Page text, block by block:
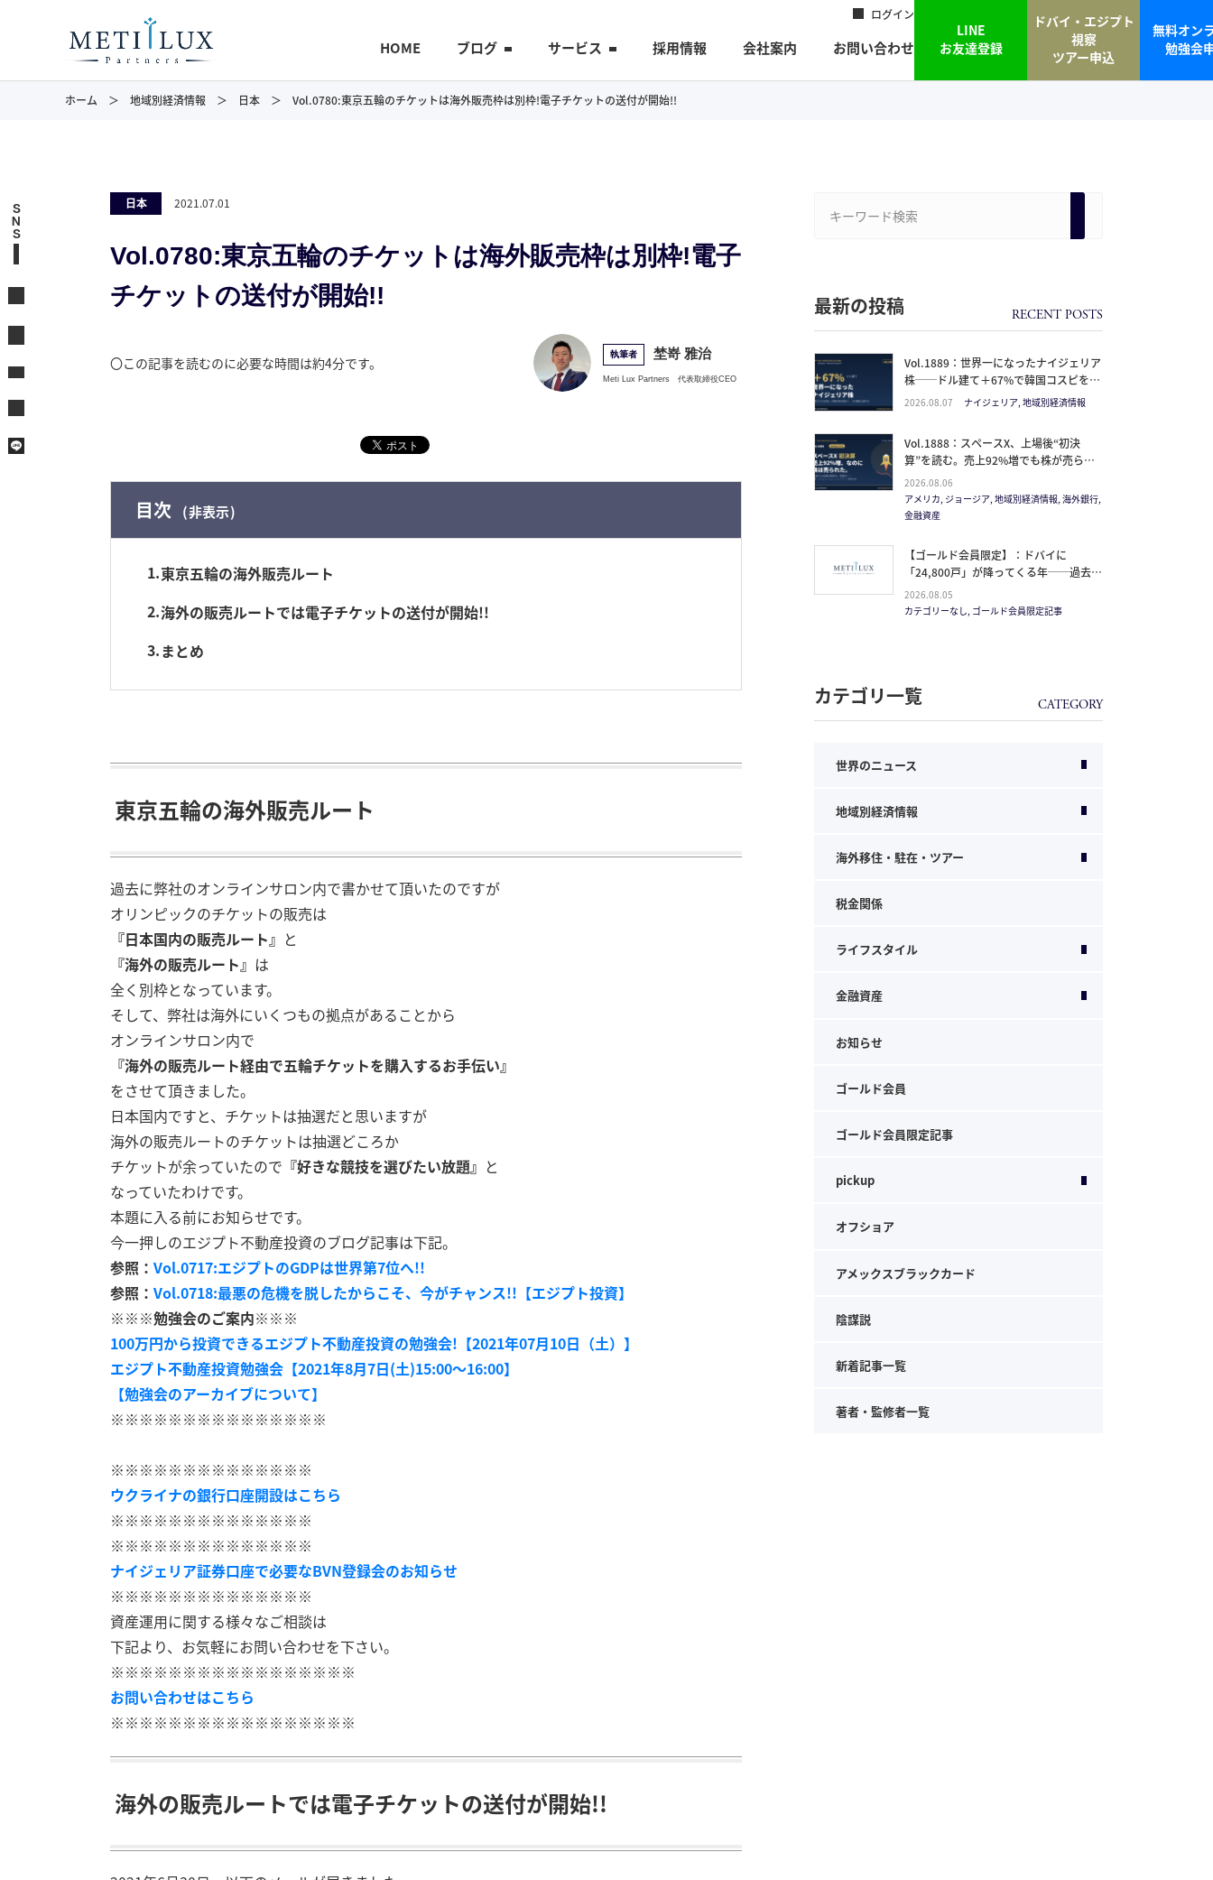
ログイン
HOME ブログ サービス 採用情報 会社案内 お問い合わせ
LINE
お友達登録
ドバイ・エジプト
視察
ツアー申込
無料オン
勉強会
ホーム 地域別経済情報 日本 Vol.0780:東京五輪のチケットは海外販売枠は別枠!電子チケットの送付が開始!!
日本 2021.07.01
Vol.0780:東京五輪のチケットは海外販売枠は別枠!電子
チケットの送付が開始!!
〇この記事を読むのに必要な時間は約4分です。 執筆者 埜嵜 雅治
Meti Lux Partners 代表取締役CEO
目次 非表示
1 東京五輪の海外販売ルート
2 海外の販売ルートでは電子チケットの送付が開始!!
3 まとめ
東京五輪の海外販売ルート
過去に弊社のオンラインサロン内で書かせて頂いたのですが
オリンピックのチケットの販売は
『日本国内の販売ルート』 と
『海外の販売ルート』 は
全く別枠となっています。
そして、弊社は海外にいくつもの拠点があることから
オンラインサロン内で
『海外の販売ルート経由で五輪チケットを購入するお手伝い』
をさせて頂きました。
日本国内ですと、チケットは抽選だと思いますが
海外の販売ルートのチケットは抽選どころか
チケットが余っていたので 『好きな競技を選びたい放題』 と
なっていたわけです。
本題に入る前にお知らせです。
今一押しのエジプト不動産投資のブログ記事は下記。
参照： Vol.0717:エジプトのGDPは世界第7位へ!!
参照： Vol.0718:最悪の危機を脱したからこそ、今がチャンス!!【エジプト投資】
※※※勉強会のご案内※※※
100万円から投資できるエジプト不動産投資の勉強会!【2021年07月10日（土）】
エジプト不動産投資勉強会【2021年8月7日(土)15:00～16:00】
【勉強会のアーカイブについて】
※※※※※※※※※※※※※※※
※※※※※※※※※※※※※※
ウクライナの銀行口座開設はこちら
※※※※※※※※※※※※※※
※※※※※※※※※※※※※※
ナイジェリア証券口座で必要なBVN登録会のお知らせ
※※※※※※※※※※※※※※
資産運用に関する様々なご相談は
下記より、お気軽にお問い合わせを下さい。
※※※※※※※※※※※※※※※※※
お問い合わせはこちら
※※※※※※※※※※※※※※※※※
海外の販売ルートでは電子チケットの送付が開始!!
最新の投稿
Vol.1889：世界一になったナイジェリア
株──ドル建て＋67%で韓国コスピを抜
いた理由と、日本人の乗り方
2026.08.07 ナイジェリア, 地域別経済情報
Vol.1888：スペースX、上場後“初決
算”を読む。売上92%増でも株が売られ
た本当の理由と、1.5兆ドル企業の買い
方。
2026.08.06
アメリカ, ジョージア, 地域別経済情報, 海外銀行,
金融資産
【ゴールド会員限定】：ドバイに
「24,800戸」が降ってくる年──過去
20年で最大の引き渡しラッシュと、ミサ
イルが崩した“安全神話”。2027年の供給
2026.08.05
カテゴリーなし, ゴールド会員限定記事
カテゴリ一覧
世界のニュース
地域別経済情報
海外移住・駐在・ツアー
税金関係
ライフスタイル
金融資産
お知らせ
ゴールド会員
ゴールド会員限定記事
pickup
オフショア
アメックスブラックカード
陰謀説
新着記事一覧
著者・監修者一覧
S
N
S